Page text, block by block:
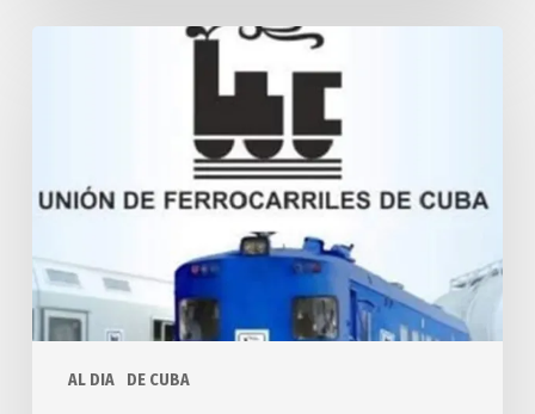
AL DIA DE CUBA
apoyo
Rusia